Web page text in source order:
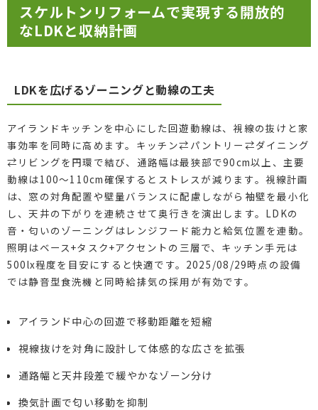
スケルトンリフォームで実現する開放的
なLDKと収納計画
LDKを広げるゾーニングと動線の工夫
アイランドキッチンを中心にした回遊動線は、視線の抜けと家
事効率を同時に高めます。キッチン⇄パントリー⇄ダイニング
⇄リビングを円環で結び、通路幅は最狭部で90cm以上、主要
動線は100〜110cm確保するとストレスが減ります。視線計画
は、窓の対角配置や壁量バランスに配慮しながら袖壁を最小化
し、天井の下がりを連続させて奥行きを演出します。LDKの
音・匂いのゾーニングはレンジフード能力と給気位置を連動。
照明はベース+タスク+アクセントの三層で、キッチン手元は
500lx程度を目安にすると快適です。2025/08/29時点の設備
では静音型食洗機と同時給排気の採用が有効です。
アイランド中心の回遊で移動距離を短縮
視線抜けを対角に設計して体感的な広さを拡張
通路幅と天井段差で緩やかなゾーン分け
換気計画で匂い移動を抑制